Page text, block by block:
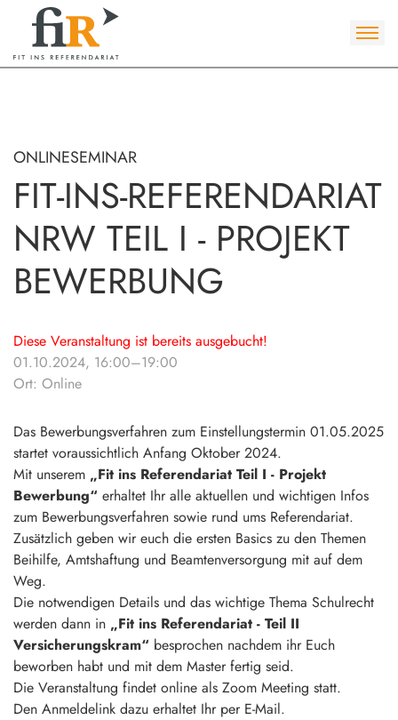
ONLINESEMINAR
FIT-INS-REFERENDARIAT
NRW TEIL I - PROJEKT
BEWERBUNG
Diese Veranstaltung ist bereits ausgebucht!
01.10.2024, 16:00–19:00
Ort: Online
Das Bewerbungsverfahren zum Einstellungstermin 01.05.2025
startet voraussichtlich Anfang Oktober 2024.
Mit unserem „Fit ins Referendariat Teil I - Projekt
Bewerbung“ erhaltet Ihr alle aktuellen und wichtigen Infos
zum Bewerbungsverfahren sowie rund ums Referendariat.
Zusätzlich geben wir euch die ersten Basics zu den Themen
Beihilfe, Amtshaftung und Beamtenversorgung mit auf dem
Weg.
Die notwendigen Details und das wichtige Thema Schulrecht
werden dann in „Fit ins Referendariat - Teil II
Versicherungskram“ besprochen nachdem ihr Euch
beworben habt und mit dem Master fertig seid.
Die Veranstaltung findet online als Zoom Meeting statt.
Den Anmeldelink dazu erhaltet Ihr per E-Mail.